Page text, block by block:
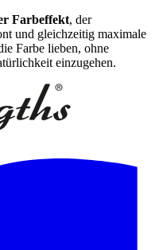
Farbeffekt, der
und gleichzeitig maximale
Farbe lieben, ohne
einzugehen.